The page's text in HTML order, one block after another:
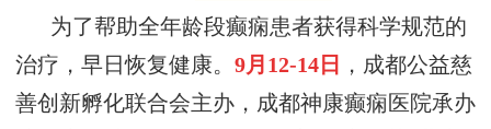
为了帮助全年龄段癫痫患者获得科学规范的
治疗，早日恢复健康。 9月12-14日 ， 成都公益慈
善创新孵化联合会主办， 成都神康癫痫医院承办